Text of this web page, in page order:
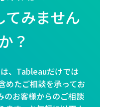
てみません
？
、Tableauだけでは
めたご相談を承ってお
のお客様からのご相談